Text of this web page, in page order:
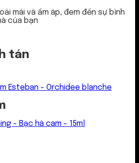
mái và ấm áp, đem đến sự bình
của bạn
tán